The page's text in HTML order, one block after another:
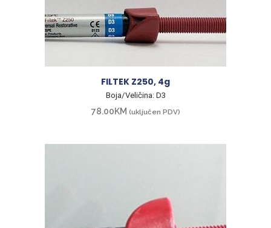
FILTEK Z250, 4g
Boja/Veličina: D3
78.00KM (uključen PDV)